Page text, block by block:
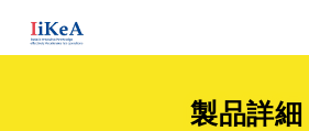
製品詳細